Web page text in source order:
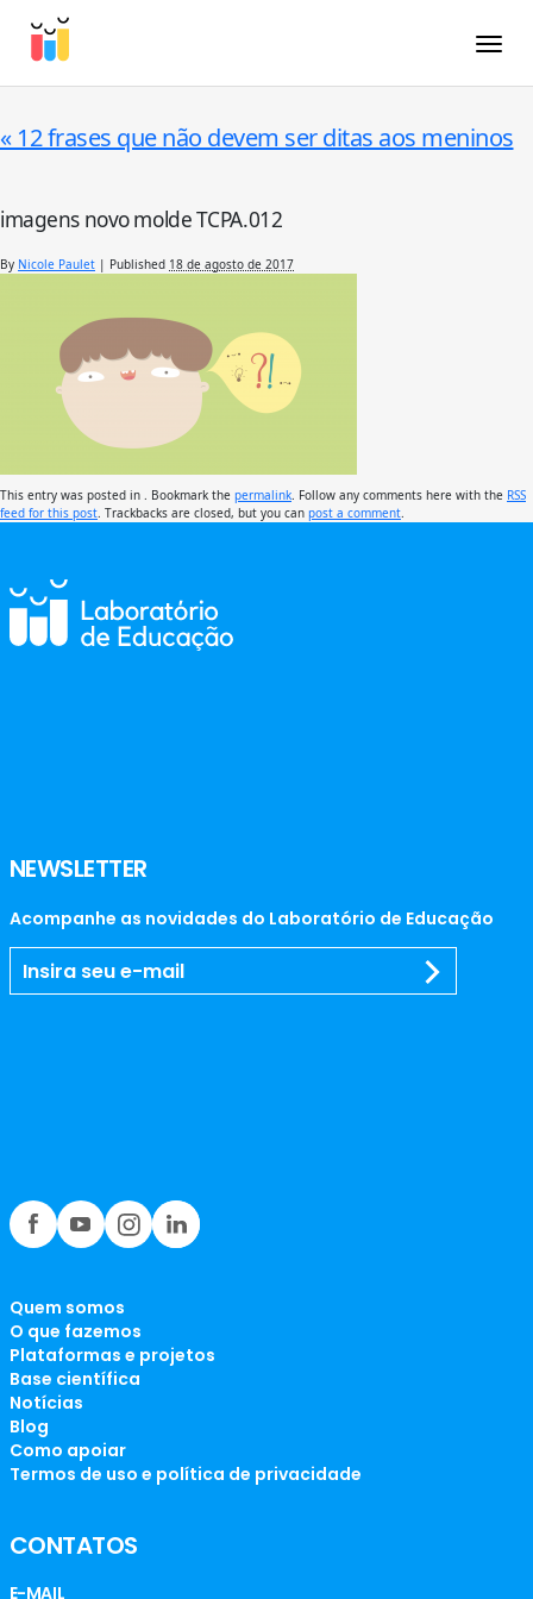
« 12 frases que não devem ser ditas aos meninos
imagens novo molde TCPA.012
By Nicole Paulet | Published 18 de agosto de 2017
This entry was posted in . Bookmark the permalink . Follow any comments here with the RSS
feed for this post . Trackbacks are closed, but you can post a comment
NEWSLETTER
Acompanhe as novidades do Laboratório de Educação
Quem somos
O que fazemos
Plataformas e projetos
Base científica
Notícias
Blog
Como apoiar
Termos de uso e política de privacidade
CONTATOS
E-MAIL